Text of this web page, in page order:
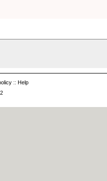
:: Help